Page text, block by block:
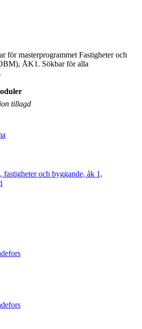
för masterprogrammet Fastigheter och
ÅK1. Sökbar för alla
tillagd
fastigheter och byggande, åk 1,